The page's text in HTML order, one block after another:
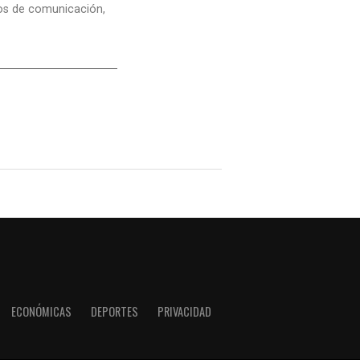
de comunicación,
ECONÓMICAS DEPORTES PRIVACIDAD